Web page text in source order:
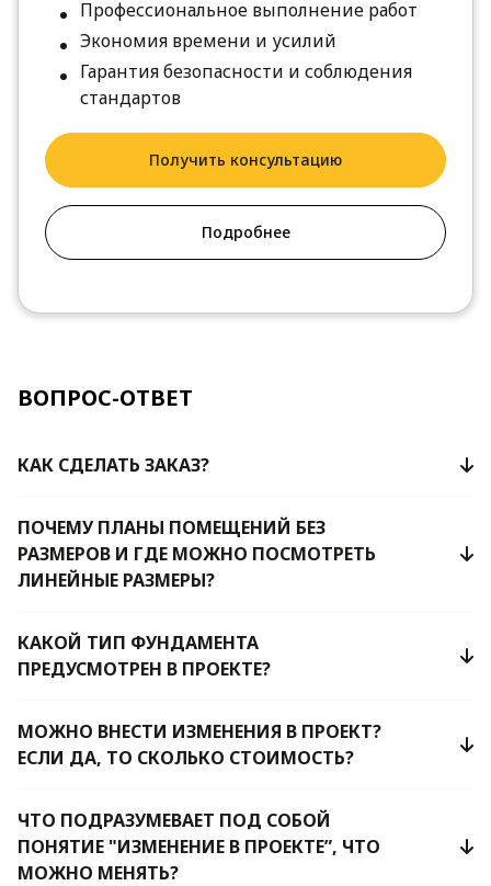
Профессиональное выполнение работ
Экономия времени и усилий
Гарантия безопасности и соблюдения
стандартов
Получить консультацию
Подробнее
ВОПРОС-ОТВЕТ
КАК СДЕЛАТЬ ЗАКАЗ?
ПОЧЕМУ ПЛАНЫ ПОМЕЩЕНИЙ БЕЗ
РАЗМЕРОВ И ГДЕ МОЖНО ПОСМОТРЕТЬ
ЛИНЕЙНЫЕ РАЗМЕРЫ?
КАКОЙ ТИП ФУНДАМЕНТА
ПРЕДУСМОТРЕН В ПРОЕКТЕ?
МОЖНО ВНЕСТИ ИЗМЕНЕНИЯ В ПРОЕКТ?
ЕСЛИ ДА, ТО СКОЛЬКО СТОИМОСТЬ?
ЧТО ПОДРАЗУМЕВАЕТ ПОД СОБОЙ
ПОНЯТИЕ "ИЗМЕНЕНИЕ В ПРОЕКТЕ”, ЧТО
МОЖНО МЕНЯТЬ?